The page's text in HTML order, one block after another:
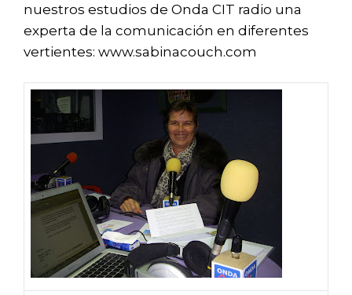
nuestros estudios de Onda CIT radio una
experta de la comunicación en diferentes
vertientes: www.sabinacouch.com